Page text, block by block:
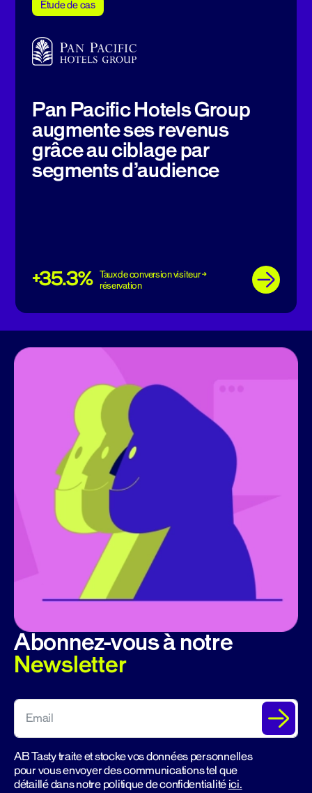
Etude de cas
Pan Pacific Hotels Group
augmente ses revenus
grâce au ciblage par
segments d’audience
+35.3% Taux de conversion visiteur →
réservation
Abonnez-vous à notre
Newsletter
AB Tasty traite et stocke vos données personnelles
pour vous envoyer des communications tel que
détaillé dans notre politique de confidentialitéici.